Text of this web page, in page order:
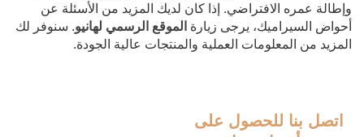
وإطالة عمره الافتراضي. إذا كان لديك المزيد من الأسئلة عن
أحواض السيراميك، يرجى زيارة الموقع الرسمي لهانيو. سنوفر لك
المزيد من المعلومات العملية والمنتجات عالية الجودة.
اتصل بنا للحصول على